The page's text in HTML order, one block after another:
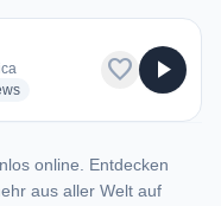
radio stations
favorite play_arrow
online. Entdecken
aus aller Welt auf